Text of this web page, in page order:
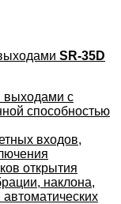
SR-35D
выходами с
способностью
входов,
открытия
наклона,
автоматических